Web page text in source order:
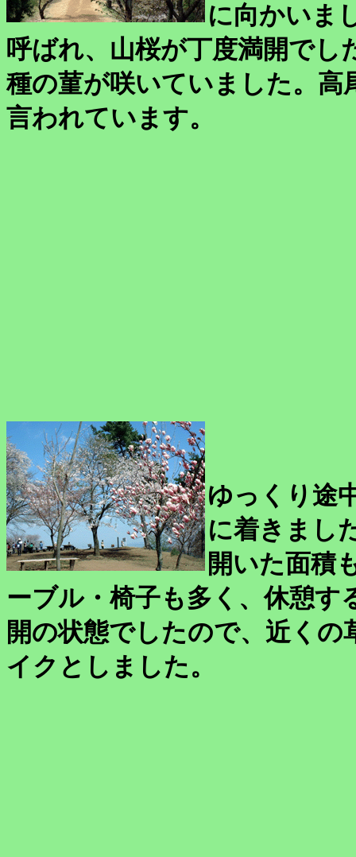
に向かいま
呼ばれ、山桜が丁度満開でし
種の菫が咲いていました。高
言われています。
ゆっくり途
に着きまし
開いた面積
ーブル・椅子も多く、休憩す
開の状態でしたので、近く
イクとしました。